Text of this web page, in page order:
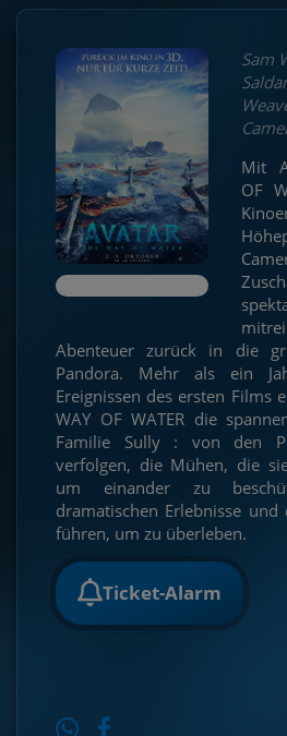
Sam
Mit
OF
Abenteuer zurück in die
Pandora. Mehr als ein
Ereignissen des ersten Films
WAY OF WATER die
Familie Sully : von den
verfolgen, die Mühen, die
um einander zu
dramatischen Erlebnisse
führen, um zu überleben.
Ticket-Alarm